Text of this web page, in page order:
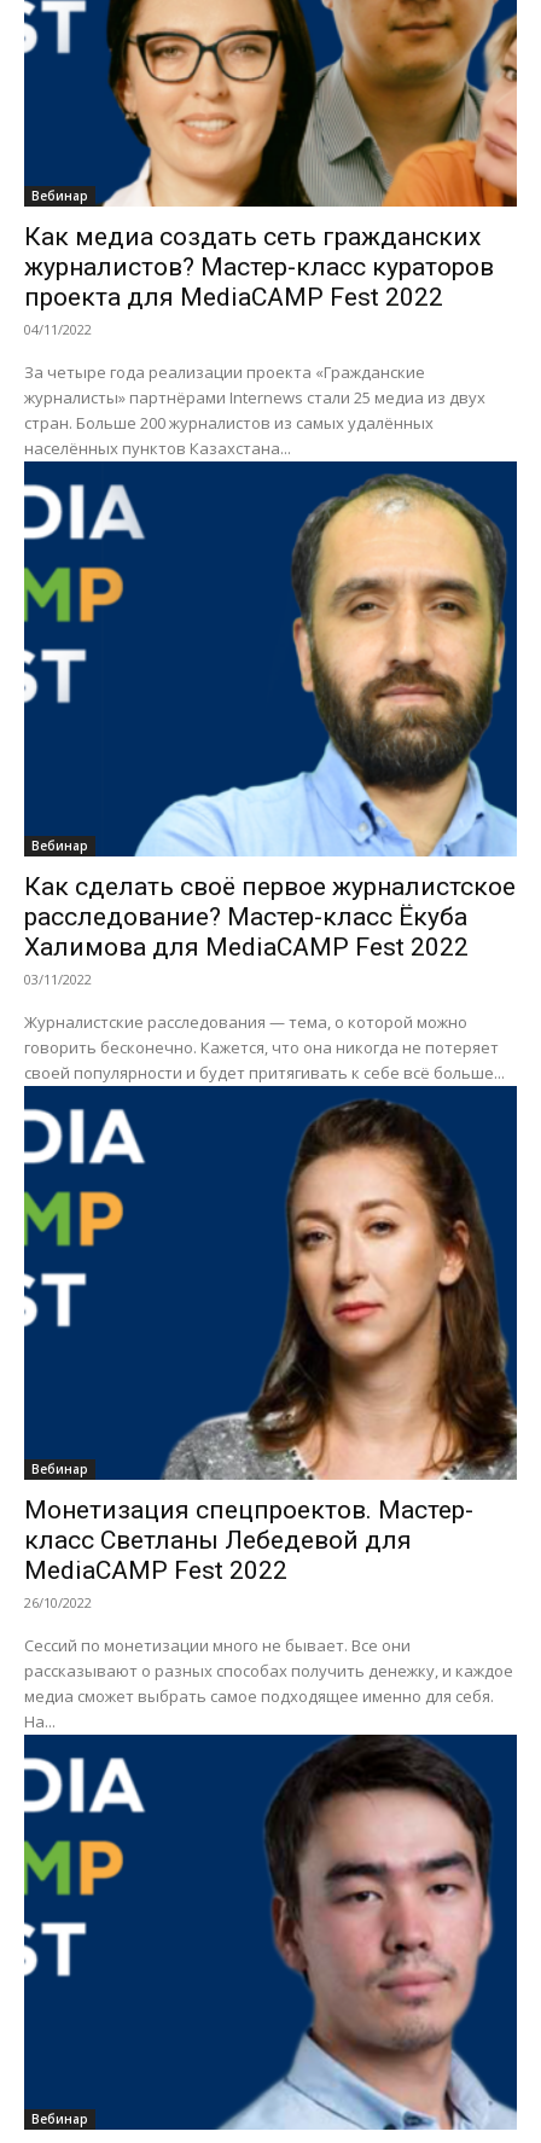
Вебинар
Как медиа создать сеть гражданских
журналистов? Мастер-класс кураторов
проекта для MediaCAMP Fest 2022
04/11/2022
За четыре года реализации проекта «Гражданские
журналисты» партнёрами Internews стали 25 медиа из двух
стран. Больше 200 журналистов из самых удалённых
населённых пунктов Казахстана...
Вебинар
Как сделать своё первое журналистское
расследование? Мастер-класс Ёкуба
Халимова для MediaCAMP Fest 2022
03/11/2022
Журналистские расследования — тема, о которой можно
говорить бесконечно. Кажется, что она никогда не потеряет
своей популярности и будет притягивать к себе всё больше...
Вебинар
Монетизация спецпроектов. Мастер-
класс Светланы Лебедевой для
MediaCAMP Fest 2022
26/10/2022
Сессий по монетизации много не бывает. Все они
рассказывают о разных способах получить денежку, и каждое
медиа сможет выбрать самое подходящее именно для себя.
На...
Вебинар